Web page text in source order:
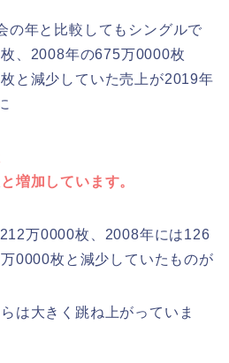
の年と比較してもシングルで
、2008年の675万0000枚
と減少していた売上が2019年
増加しています。
万0000枚、2008年には126
0000枚と減少していたものが
は大きく跳ね上がっていま